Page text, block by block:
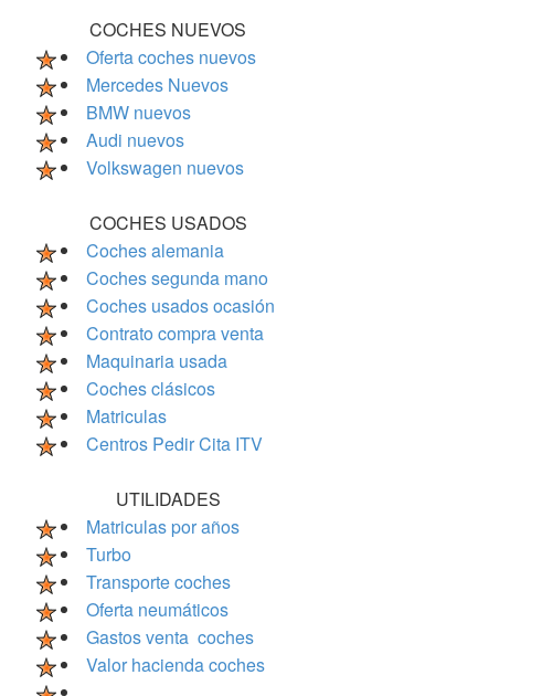
COCHES NUEVOS
Oferta coches nuevos
Mercedes Nuevos
BMW nuevos
Audi nuevos
Volkswagen nuevos
COCHES USADOS
Coches alemania
Coches segunda mano
Coches usados ocasión
Contrato compra venta
Maquinaria usada
Coches clásicos
Matriculas
Centros Pedir Cita ITV
UTILIDADES
Matriculas por años
Turbo
Transporte coches
Oferta neumáticos
Gastos venta coches
Valor hacienda coches